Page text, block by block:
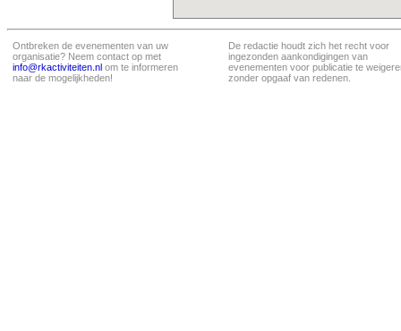
Ontbreken de evenementen van uw
organisatie? Neem contact op met
info@rkactiviteiten.nl om te informeren
naar de mogelijkheden!
De redactie houdt zich het recht voor
ingezonden aankondigingen van
evenementen voor publicatie te
zonder opgaaf van redenen.